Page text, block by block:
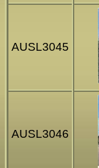
AUSL3045
AUSL3046